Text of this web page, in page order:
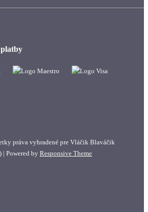
práva vyhradené pre Vláčik Blaváčik
| Powered by Responsive Theme